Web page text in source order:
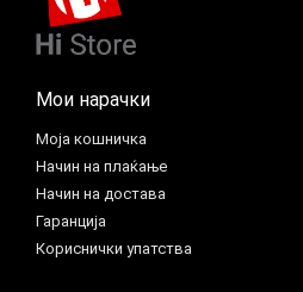
Мои нарачки
Моја кошничка
Начин на плаќање
Начин на достава
Гаранција
Кориснички упатства